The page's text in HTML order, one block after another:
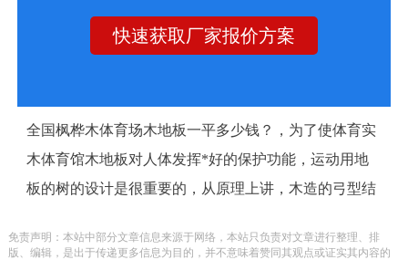
快速获取厂家报价方案
全国枫桦木体育场木地板一平多少钱？，为了使体育实
木体育馆木地板对人体发挥*好的保护功能，运动用地
板的树的设计是很重要的，从原理上讲，木造的弓型结
量吸收作用的强度是结构的重点，即木造的木材材质，
免责声明：本站中部分文章信息来源于网络，本站只负责对文章进行整理、排
版、编辑，是出于传递更多信息为目的，并不意味着赞同其观点或证实其内容的